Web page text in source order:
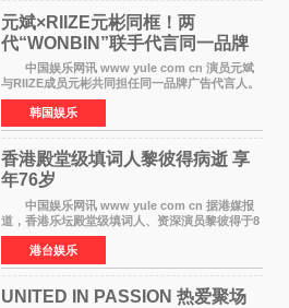
元斌×RIIZE元彬同框！两
代“WONBIN”联手代言同一品牌
颜值天花板合体
中国娱乐网讯 www yule com cn 演员元斌
与RIIZE成员元彬共同担任同一品牌广告代言人。
6日据独家报道，继演员元斌之后，RIIZE元彬最
近也被选为某在线中介平台A公司的共同广告代言
人，两人将作
韩国娱乐
香港殿堂级填词人黎彼得病逝 享
年76岁​
中国娱乐网讯 www yule com cn 据港媒报
道，香港乐坛殿堂级填词人、资深演员黎彼得于8
月5日上午因病离世，终年76岁。好友钟志光透
露，黎彼得今年3月中风后便卧床休养，身体机能
持续衰退，最
港台娱乐
UNITED IN PASSION 热爱聚场